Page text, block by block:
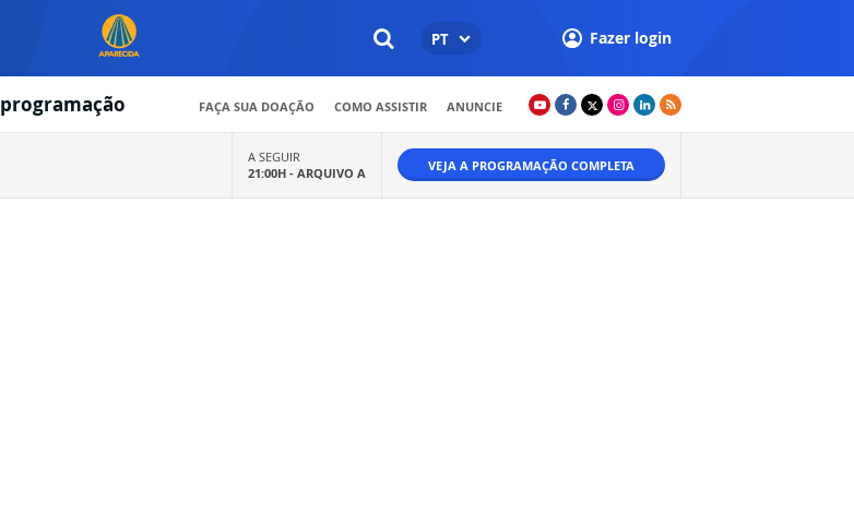
PT Fazer login
programação FAÇA SUA DOAÇÃO COMO ASSISTIR ANUNCIE
A SEGUIR
21:00H - ARQUIVO A VEJA A PROGRAMAÇÃO COMPLETA